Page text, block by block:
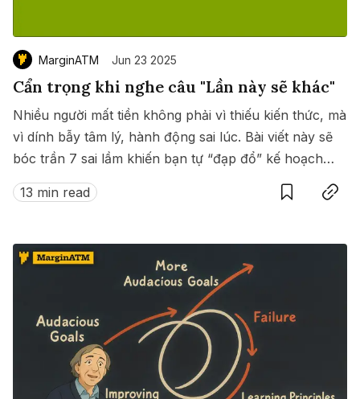
MarginATM Jun 23 2025
Cẩn trọng khi nghe câu "Lần này sẽ khác"
Nhiều người mất tiền không phải vì thiếu kiến thức, mà
vì dính bẫy tâm lý, hành động sai lúc. Bài viết này sẽ
bóc trần 7 sai lầm khiến bạn tự “đạp đổ” kế hoạch
đầu tư của mình.
13 min read
SaveCopy link